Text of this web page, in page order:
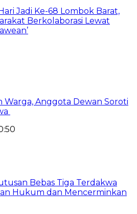
Jadi Ke-68 Lombok Barat,
Berkolaborasi Lewat
Warga, Anggota Dewan Soroti
Bebas Tiga Terdakwa
Hukum dan Mencerminkan